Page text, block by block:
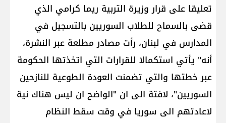
تعليقا على قرار وزيرة التربية ​ريما كرامي​ الذي
قضى بالسماح للطلاب السوريين بالتسجيل في
المدارس في لبنان، رأت مصادر مطلعة عبر النشرة،
أنه" يأتي استكمالا للقرارات التي اتخذتها الحكومة
عبر خطتها والتي تضمنت العودة الطوعية للنازحين
السوريين"، لافتة الى ان "الواضح ان ليس هناك نية
لاعادتهم الى سوريا في وقت سقط النظام